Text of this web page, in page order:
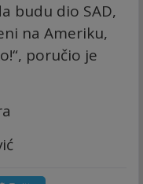
budu dio SAD,
na Ameriku,
poručio je